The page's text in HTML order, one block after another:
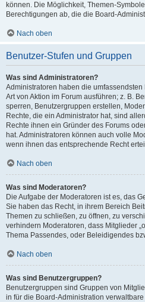
können. Die Möglichkeit, Themen-
Berechtigungen ab, die die Board-
Nach oben
Benutzer-Stufen und Gruppen
Was sind Administratoren?
Administratoren haben die
Art von Aktion im Forum ausführen; z. B.
sperren, Benutzergruppen erstellen,
Rechte, die ein Administrator hat, sind
Rechte ihnen ein Gründer des Forums
hat. Administratoren können auch volle
wenn ihnen das entsprechende Recht
Nach oben
Was sind Moderatoren?
Die Aufgabe der Moderatoren ist es, das
Sie haben das Recht, in ihrem Bereich
Themen zu schließen, zu öffnen, zu
verhindern Moderatoren, dass Mitglieder
Thema Passendes, oder Beleidigendes
Nach oben
Was sind Benutzergruppen?
Benutzergruppen sind Gruppen von
in für die Board-Administration